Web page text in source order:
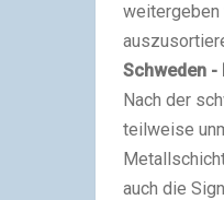
weitergeben
Schweden
Nach der
teilweise
auch die